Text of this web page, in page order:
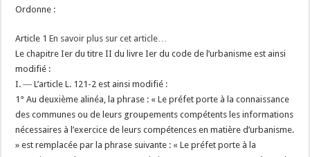
Ordonne :
Article 1En savoir plus sur cet article…
Le chapitre Ier du titre II du livre Ier du code de l’urbanisme est ainsi
modifié :
I. ― L’article L. 121-2 est ainsi modifié :
1° Au deuxième alinéa, la phrase : « Le préfet porte à la connaissance
des communes ou de leurs groupements compétents les informations
nécessaires à l’exercice de leurs compétences en matière d’urbanisme.
» est remplacée par la phrase suivante : « Le préfet porte à la